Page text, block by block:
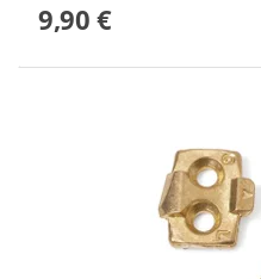
9,90 €